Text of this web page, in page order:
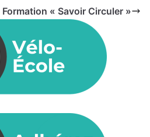
Formation « Savoir Circuler »